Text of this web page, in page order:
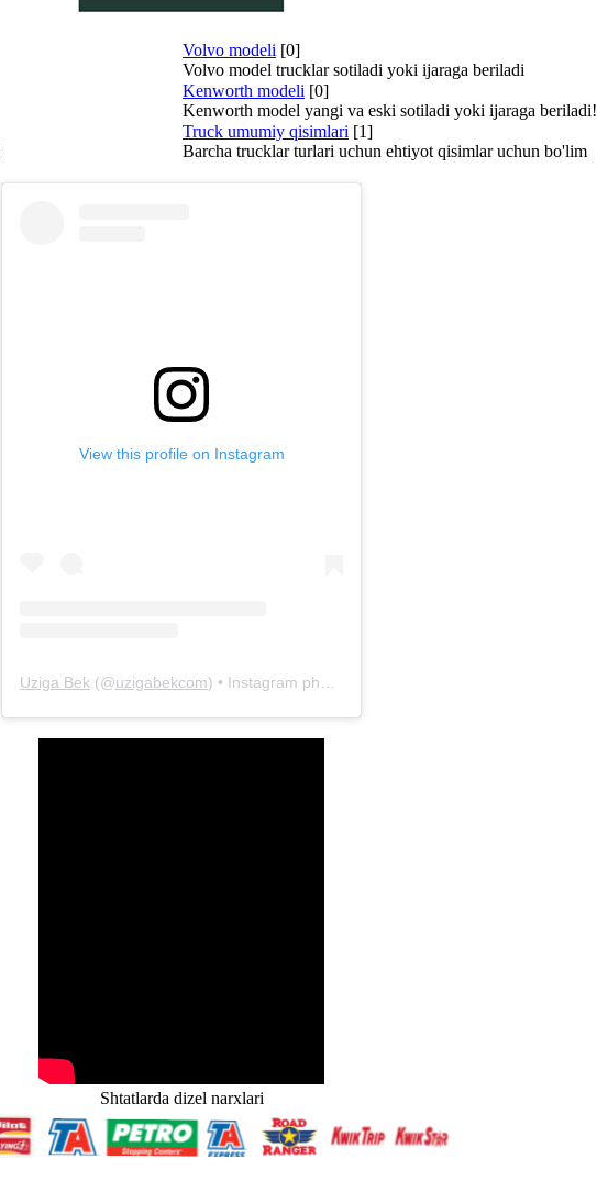
Volvo modeli [0]
Volvo model trucklar sotiladi yoki ijaraga beriladi
Kenworth modeli [0]
Kenworth model yangi va eski sotiladi yoki ijaraga beriladi!
Truck umumiy qisimlari [1]
Barcha trucklar turlari uchun ehtiyot qisimlar uchun bo'lim
View this profile on Instagram
Uziga Bek (@uzigabekcom) • Instagram photos and videos
Shtatlarda dizel narxlari